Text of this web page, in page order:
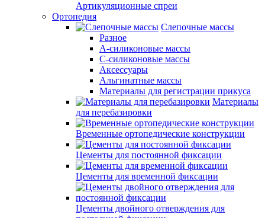
Артикуляционные спреи
Ортопедия
Слепочные массы
Разное
А-силиконовые массы
С-силиконовые массы
Аксессуары
Альгинатные массы
Материалы для регистрации прикуса
Материалы
для перебазировки
Временные ортопедические конструкции
Цементы для постоянной фиксации
Цементы для временной фиксации
Цементы двойного отверждения для